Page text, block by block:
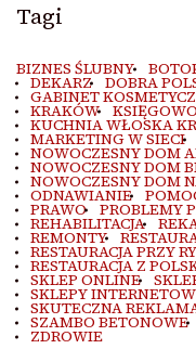
Tagi
BIZNES ŚLUBNY
DEKARZ DOBRA
GABINET
KRAKÓW
KUCHNIA WŁOSKA
MARKETING W SIECI
NOWOCZESNY DOM
NOWOCZESNY DOM
NOWOCZESNY DOM
ODNAWIANIE
PRAWO PROBLEMY
REHABILITACJA
REMONTY
RESTAURACJA PRZY
RESTAURACJA Z
SKLEP ONLINE
SKLEPY
SKUTECZNA
SZAMBO BETONOWE
ZDROWIE